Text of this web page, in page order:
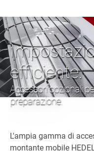
efficiente.
Accessori opzionali
preparazione.
L'ampia gamma di
montante mobile